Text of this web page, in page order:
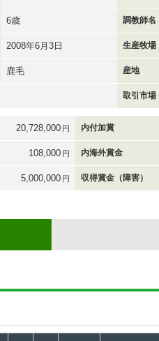
6歳 調教師名
2008年6月3日 生産牧場
鹿毛 産地
取引市場
20,728,000 円 内付加賞
108,000 円 内海外賞金
5,000,000 円 収得賞金（障害）